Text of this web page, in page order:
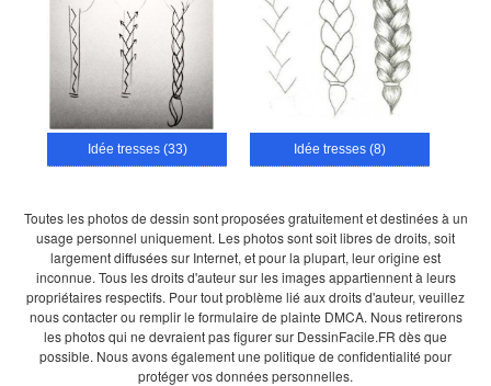
Idée tresses (33) Idée tresses (8)
Toutes les photos de dessin sont proposées gratuitement et destinées à un
usage personnel uniquement. Les photos sont soit libres de droits, soit
largement diffusées sur Internet, et pour la plupart, leur origine est
inconnue. Tous les droits d'auteur sur les images appartiennent à leurs
propriétaires respectifs. Pour tout problème lié aux droits d'auteur, veuillez
nous contacter ou remplir le formulaire de plainte DMCA. Nous retirerons
les photos qui ne devraient pas figurer sur DessinFacile.FR dès que
possible. Nous avons également une politique de confidentialité pour
protéger vos données personnelles.